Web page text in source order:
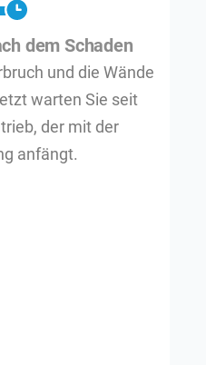
dem Schaden
und die Wände
warten Sie seit
der mit der
anfängt.